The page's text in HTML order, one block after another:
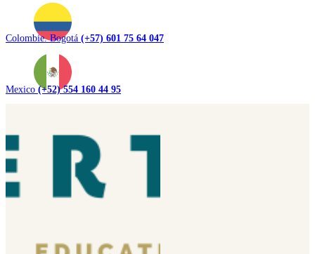
Colombie. Bogotá (+57) 601 75 64 047
Mexico (+52) 554 160 44 95